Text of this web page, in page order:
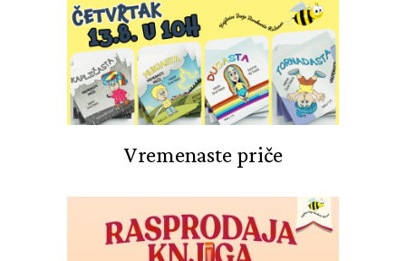
Vremenaste priče